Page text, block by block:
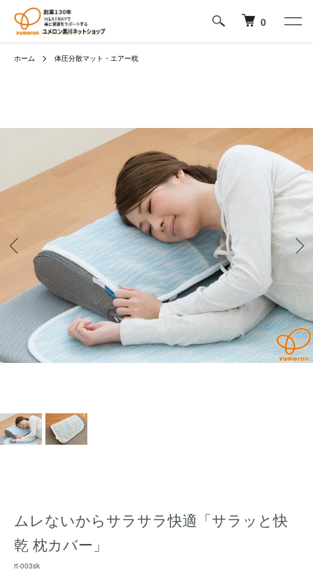
0
ホーム 体圧分散マット・エアー枕
ムレないからサラサラ快適「サラッと快
乾 枕カバー」
rt-003sk